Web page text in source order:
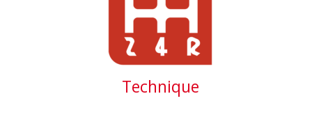
Technique